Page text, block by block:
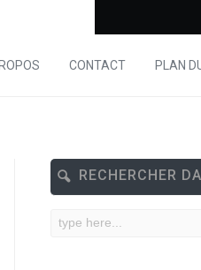
CONTACT PLAN
RECHERCHER